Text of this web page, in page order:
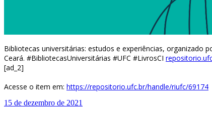
Bibliotecas universitárias: estudos e experiências, organizado
Ceará. #BibliotecasUniversitárias #UFC #LivrosCI
[ad_2]
Acesse o item em: https://repositorio.ufc.br/handle/riufc/69174
15 de dezembro de 2021